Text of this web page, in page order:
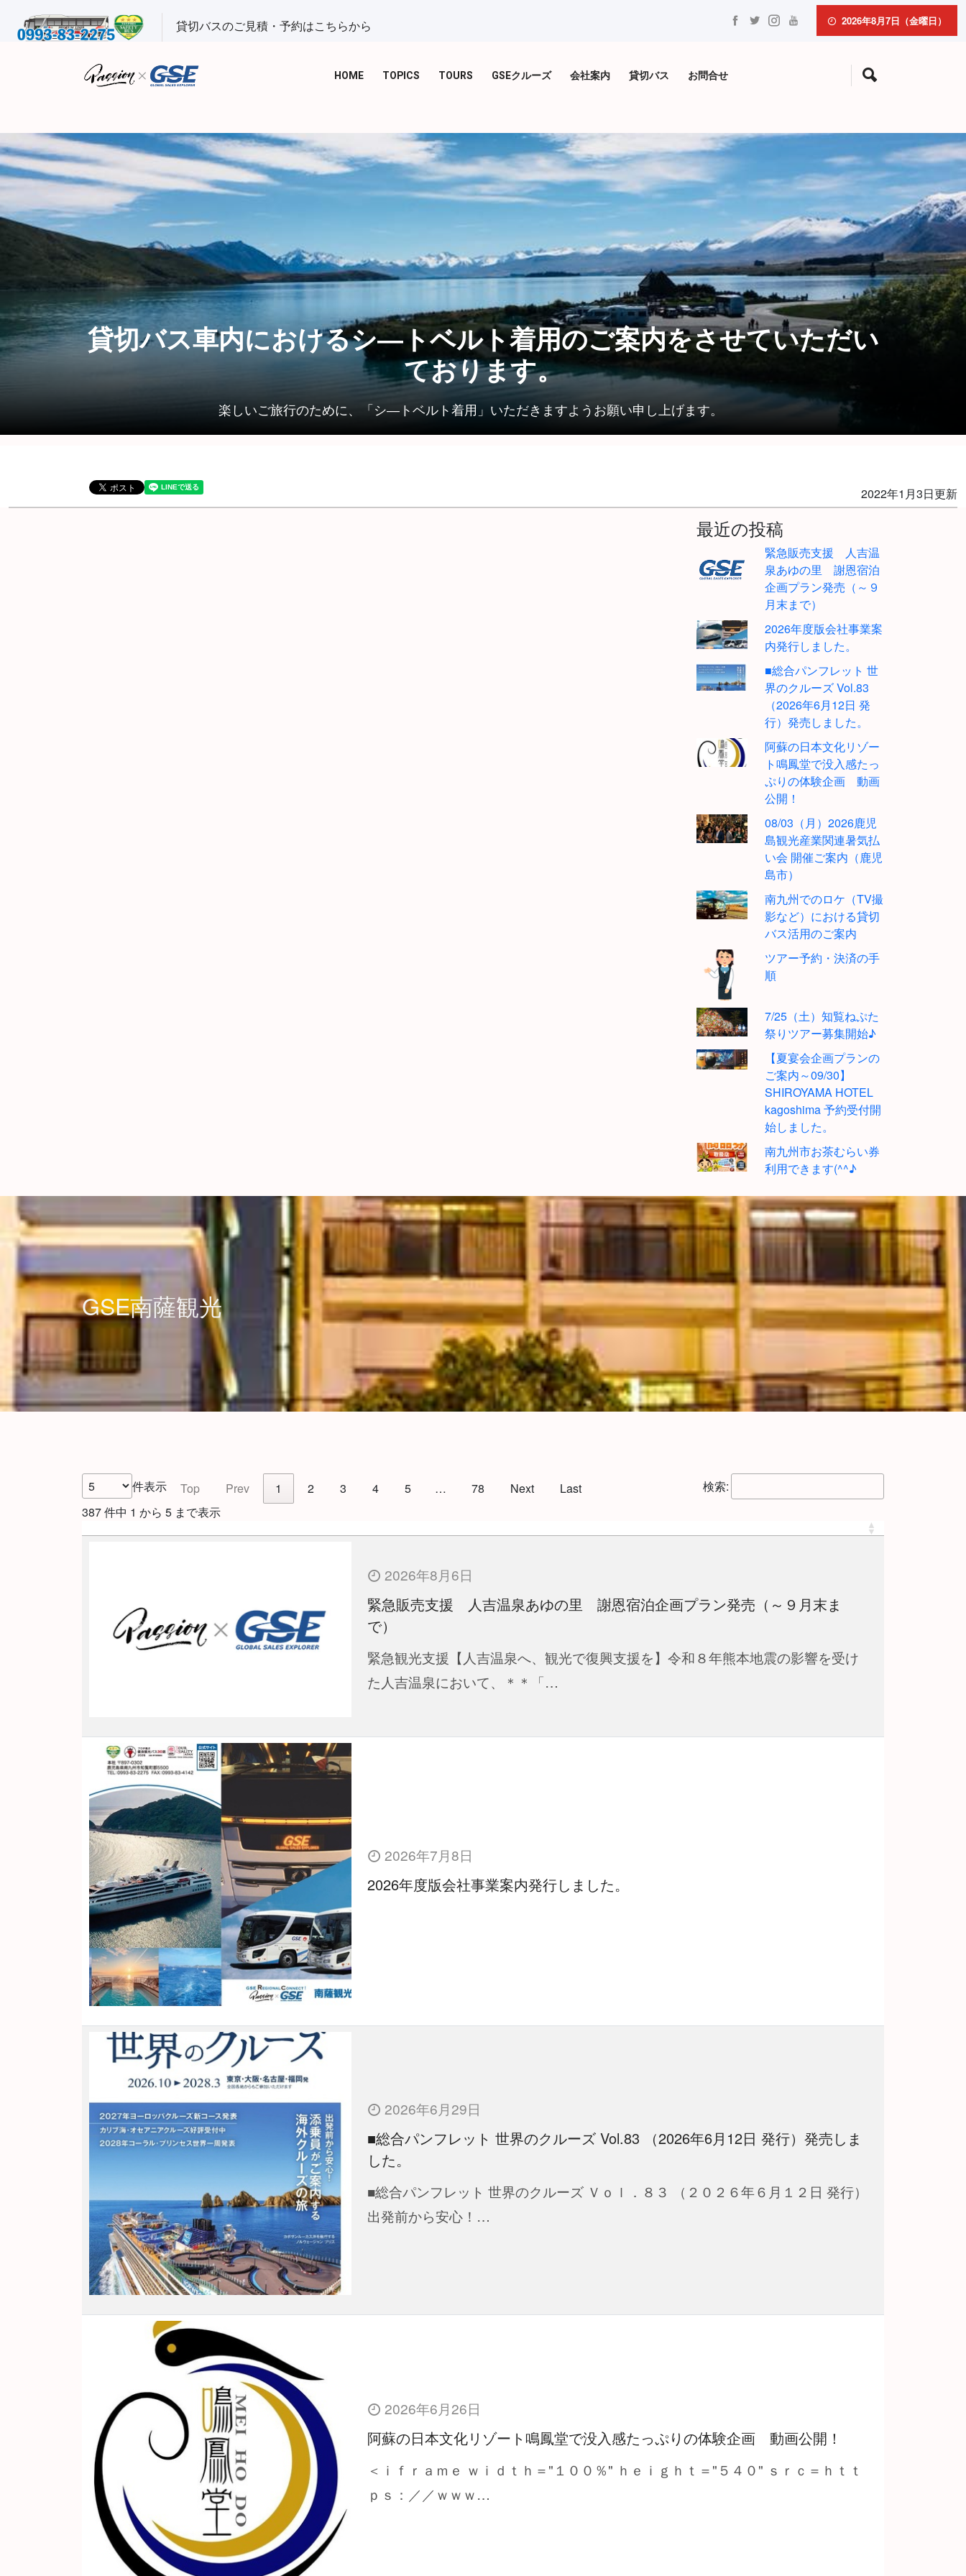
貸切バスのご見積・予約はこちらから 2026年8月7日（金曜日）
HOME TOPICS TOURS GSEクルーズ 会社案内 貸切バス お問合せ
貸切バス車内におけるシ―トベルト着用のご案内をさせていただい
ております。
楽しいご旅行のために、「シ―トベルト着用」いただきますようお願い申し上げます。
2022年1月3日更新
最近の投稿
緊急販売支援 人吉温
泉あゆの里 謝恩宿泊
企画プラン発売（～９
月末まで）
2026年度版会社事業案
内発行しました。
■総合パンフレット 世
界のクルーズ Vol.83
（2026年6月12日 発
行）発売しました。
阿蘇の日本文化リゾー
ト鳴鳳堂で没入感たっ
ぷりの体験企画 動画
公開！
08/03（月）2026鹿児
島観光産業関連暑気払
い会 開催ご案内（鹿児
島市）
南九州でのロケ（TV撮
影など）における貸切
バス活用のご案内
ツアー予約・決済の手
順
7/25（土）知覧ねぷた
祭りツアー募集開始♪
【夏宴会企画プランの
ご案内～09/30】
SHIROYAMA HOTEL
kagoshima 予約受付開
始しました。
南九州市お茶むらい券
利用できます(^^♪
GSE南薩観光
件表示 検索:
Top Prev 1 2 3 4 5 … 78 Next
Last
387 件中 1 から 5 まで表示
2026年8月6日
緊急販売支援 人吉温泉あゆの里 謝恩宿泊企画プラン発売（～９月末ま
で）
緊急観光支援【人吉温泉へ、観光で復興支援を】令和８年熊本地震の影響を受け
た人吉温泉において、＊＊「…
2026年7月8日
2026年度版会社事業案内発行しました。
2026年6月29日
■総合パンフレット 世界のクルーズ Vol.83 （2026年6月12日 発行）発売しま
した。
■総合パンフレット 世界のクルーズ Ｖｏｌ．８３ （２０２６年６月１２日 発行）
出発前から安心！…
2026年6月26日
阿蘇の日本文化リゾート鳴鳳堂で没入感たっぷりの体験企画 動画公開！
＜ｉｆｒａｍｅ ｗｉｄｔｈ＝"１００％" ｈｅｉｇｈｔ＝"５４０" ｓｒｃ＝ｈｔｔ
ｐｓ：／／ｗｗｗ…